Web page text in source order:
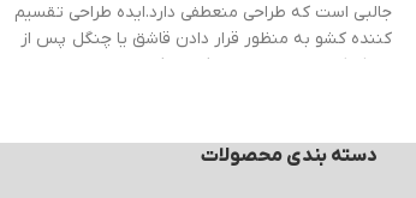
جالبی است که طراحی منعطفی دارد.ایده طراحی تقسیم
کننده کشو به منظور قرار دادن قاشق یا چنگل پس از
خشک کردن درون
تقسیم کننده کشو
لوکس هستند.
دسته بندی محصولات